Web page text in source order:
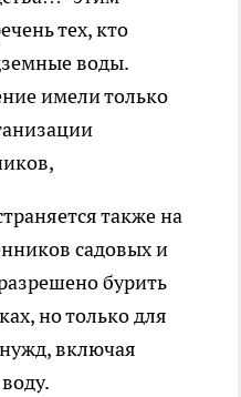
тех, кто
воды.
имели только
также на
садовых и
бурить
но только для
включая